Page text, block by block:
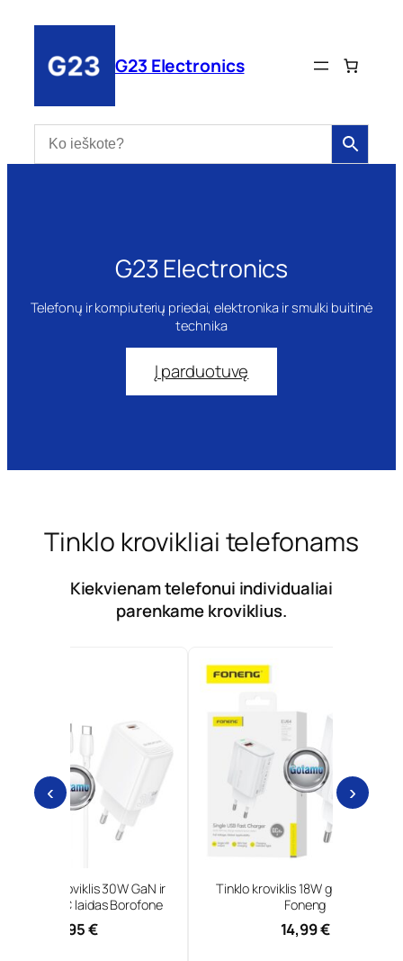
turinio
G23 Electronics
G23 Electronics
Telefonų ir kompiuterių priedai, elektronika ir smulki buitinė
technika
Į parduotuvę
Tinklo krovikliai telefonams
Kiekvienam telefonui individualiai
parenkame kroviklius.
‹
Tinklo kroviklis 18W greita įkrova
›